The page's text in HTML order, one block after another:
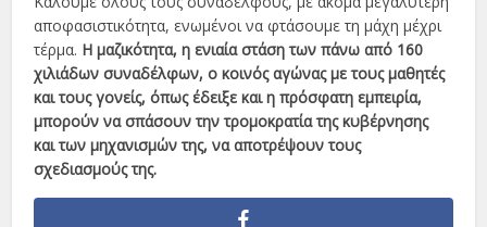
αποφασιστικότητα, ενωμένοι να φτάσουμε τη μάχη μέχρι
τέρμα. Η μαζικότητα, η ενιαία στάση των πάνω από 160
χιλιάδων συναδέλφων, ο κοινός αγώνας με τους μαθητές
και τους γονείς, όπως έδειξε και η πρόσφατη εμπειρία,
μπορούν να σπάσουν την τρομοκρατία της κυβέρνησης
και των μηχανισμών της, να αποτρέψουν τους
σχεδιασμούς της.